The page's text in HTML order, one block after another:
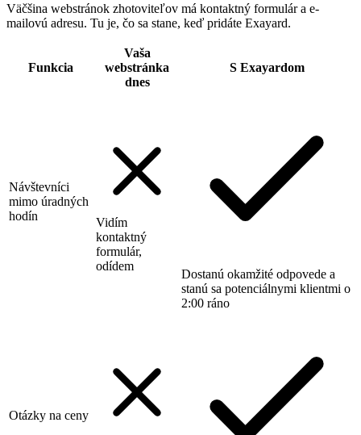
Väčšina webstránok zhotoviteľov má kontaktný formulár a e-
mailovú adresu. Tu je, čo sa stane, keď pridáte Exayard.
Funkcia
Vaša
webstránka
dnes
S Exayardom
Návštevníci
mimo úradných
hodín
Vidím
kontaktný
formulár,
odídem
Dostanú okamžité odpovede a
stanú sa potenciálnymi klientmi o
2:00 ráno
Otázky na ceny